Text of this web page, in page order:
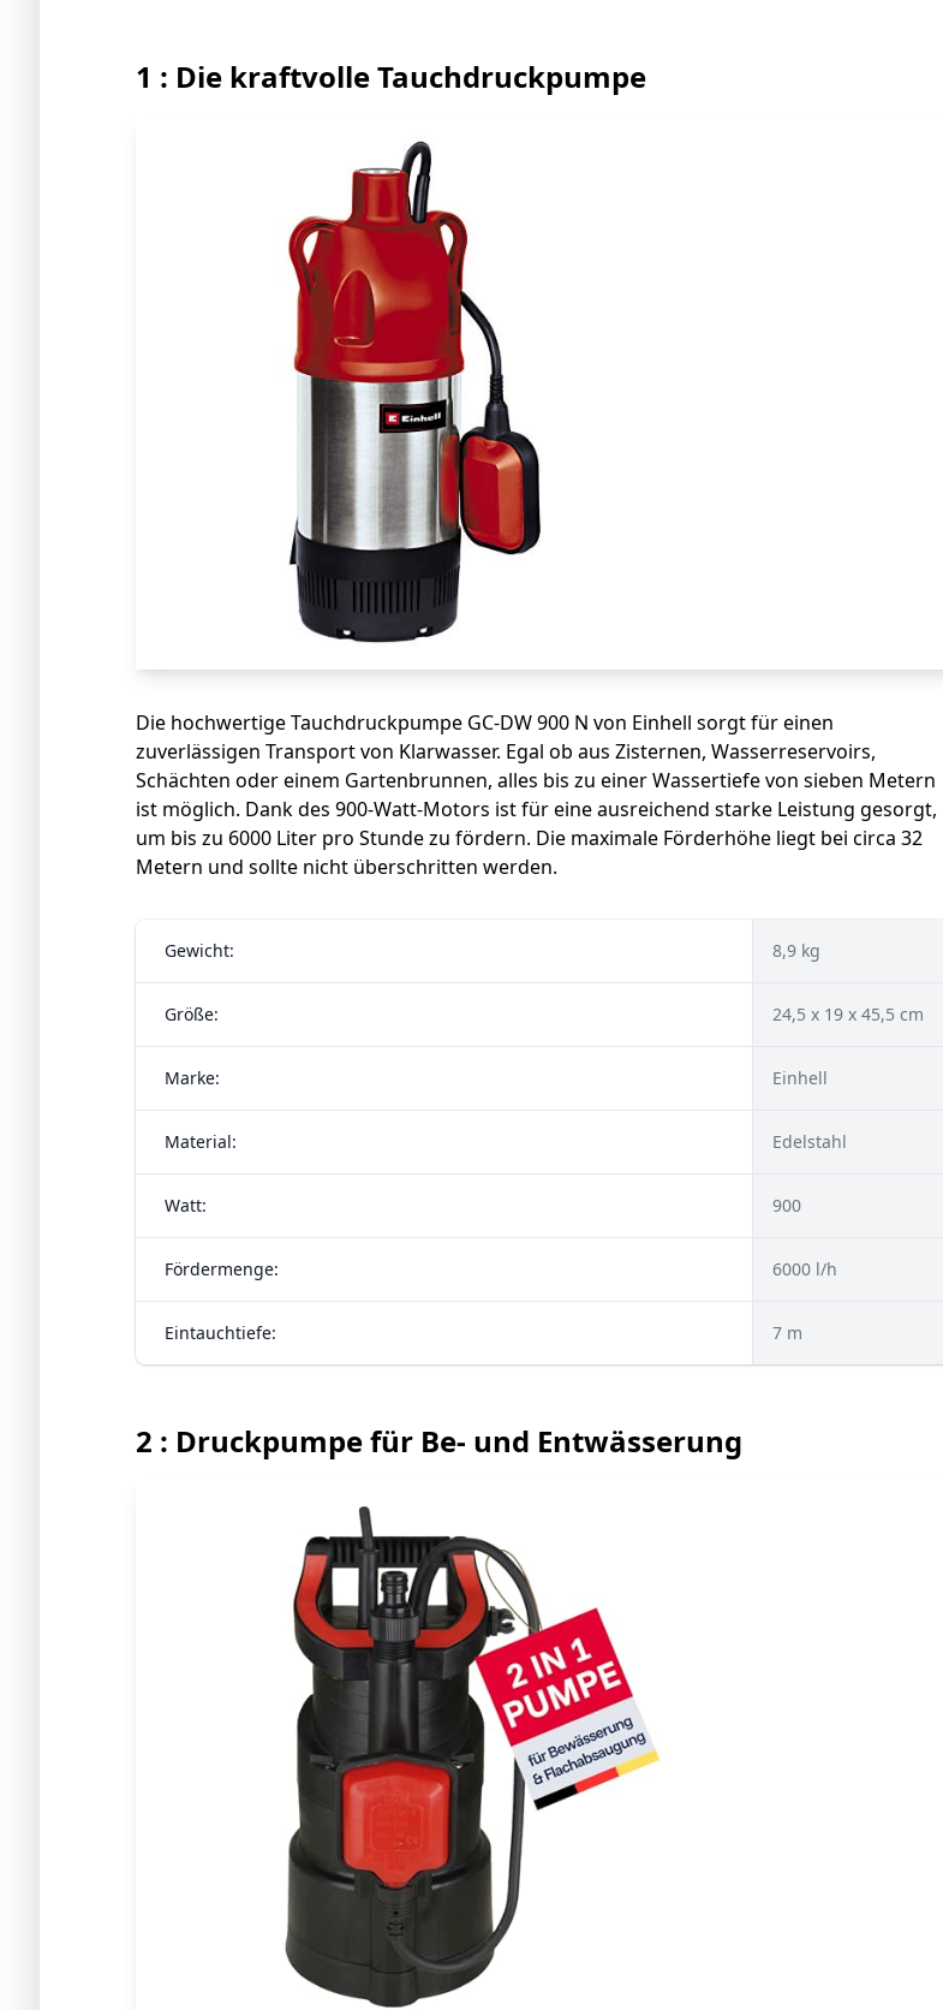
1 : Die kraftvolle Tauchdruckpumpe
Die hochwertige Tauchdruckpumpe GC-DW 900 N von Einhell sorgt für einen
zuverlässigen Transport von Klarwasser. Egal ob aus Zisternen, Wasserreservoirs,
Schächten oder einem Gartenbrunnen, alles bis zu einer Wassertiefe von sieben Metern
ist möglich. Dank des 900-Watt-Motors ist für eine ausreichend starke Leistung gesorgt,
um bis zu 6000 Liter pro Stunde zu fördern. Die maximale Förderhöhe liegt bei circa 32
Metern und sollte nicht überschritten werden.
Gewicht: 8,9 kg
Größe: 24,5 x 19 x 45,5 cm
Marke: Einhell
Material: ‎Edelstahl
Watt: 900
Fördermenge: 6000 l/h
Eintauchtiefe: 7 m
2 : Druckpumpe für Be- und Entwässerung